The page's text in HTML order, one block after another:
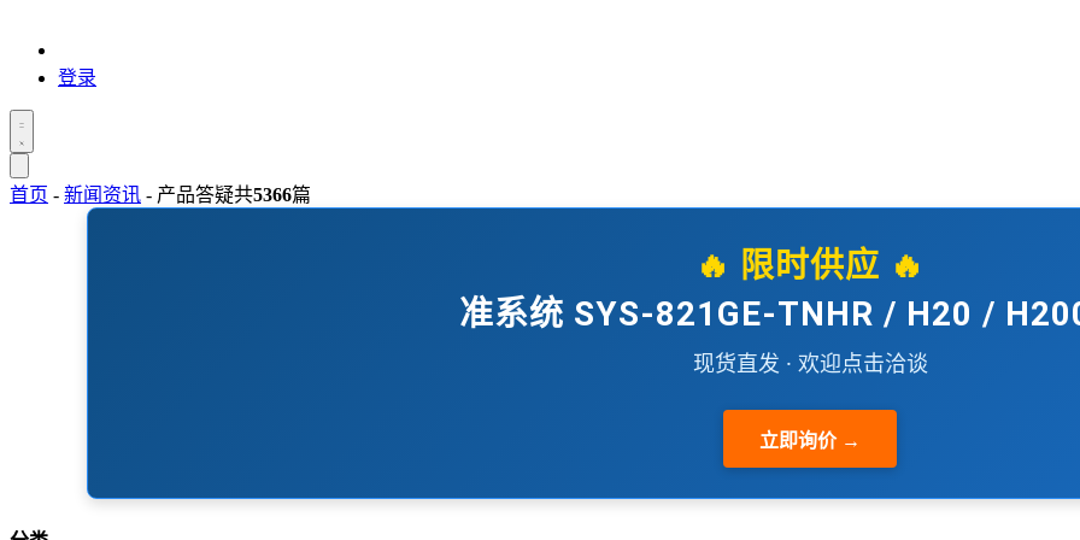
登录
首页 - 新闻资讯 - 产品答疑共5366篇
🔥 限时供应 🔥
准系统 SYS-821GE-TNHR / H20 /
现货直发 · 欢迎点击洽谈
立即询价 →